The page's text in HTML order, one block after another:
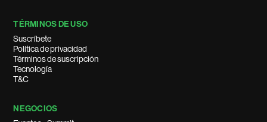
TÉRMINOS DE USO
Suscríbete
Política de privacidad
Términos de suscripción
Tecnología
T&C
NEGOCIOS